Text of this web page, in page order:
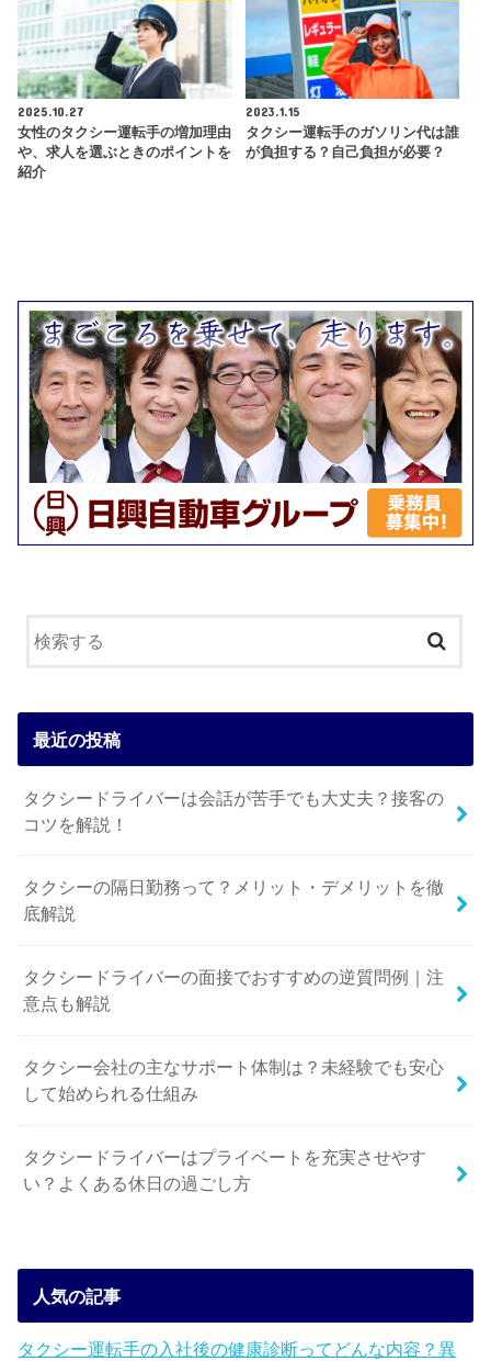
2025.10.27
女性のタクシー運転手の増加理由
や、求人を選ぶときのポイントを
紹介
2023.1.15
タクシー運転手のガソリン代は誰
が負担する？自己負担が必要？
最近の投稿
タクシードライバーは会話が苦手でも大丈夫？接客の
コツを解説！
タクシーの隔日勤務って？メリット・デメリットを徹
底解説
タクシードライバーの面接でおすすめの逆質問例｜注
意点も解説
タクシー会社の主なサポート体制は？未経験でも安心
して始められる仕組み
タクシードライバーはプライベートを充実させやす
い？よくある休日の過ごし方
人気の記事
タクシー運転手の入社後の健康診断ってどんな内容？異